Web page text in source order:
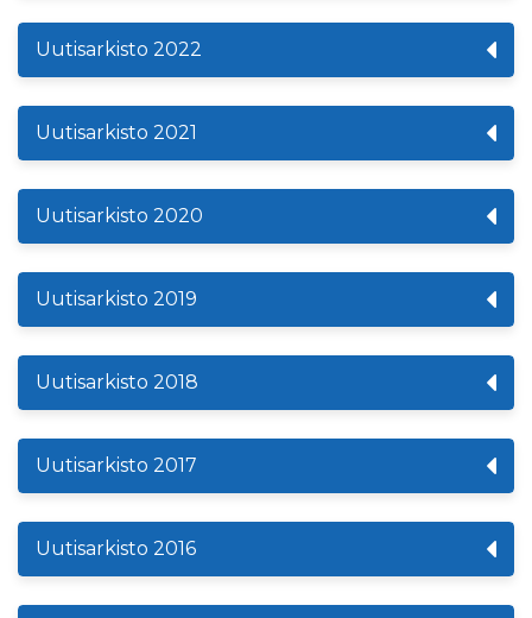
Uutisarkisto 2022
Uutisarkisto 2021
Uutisarkisto 2020
Uutisarkisto 2019
Uutisarkisto 2018
Uutisarkisto 2017
Uutisarkisto 2016